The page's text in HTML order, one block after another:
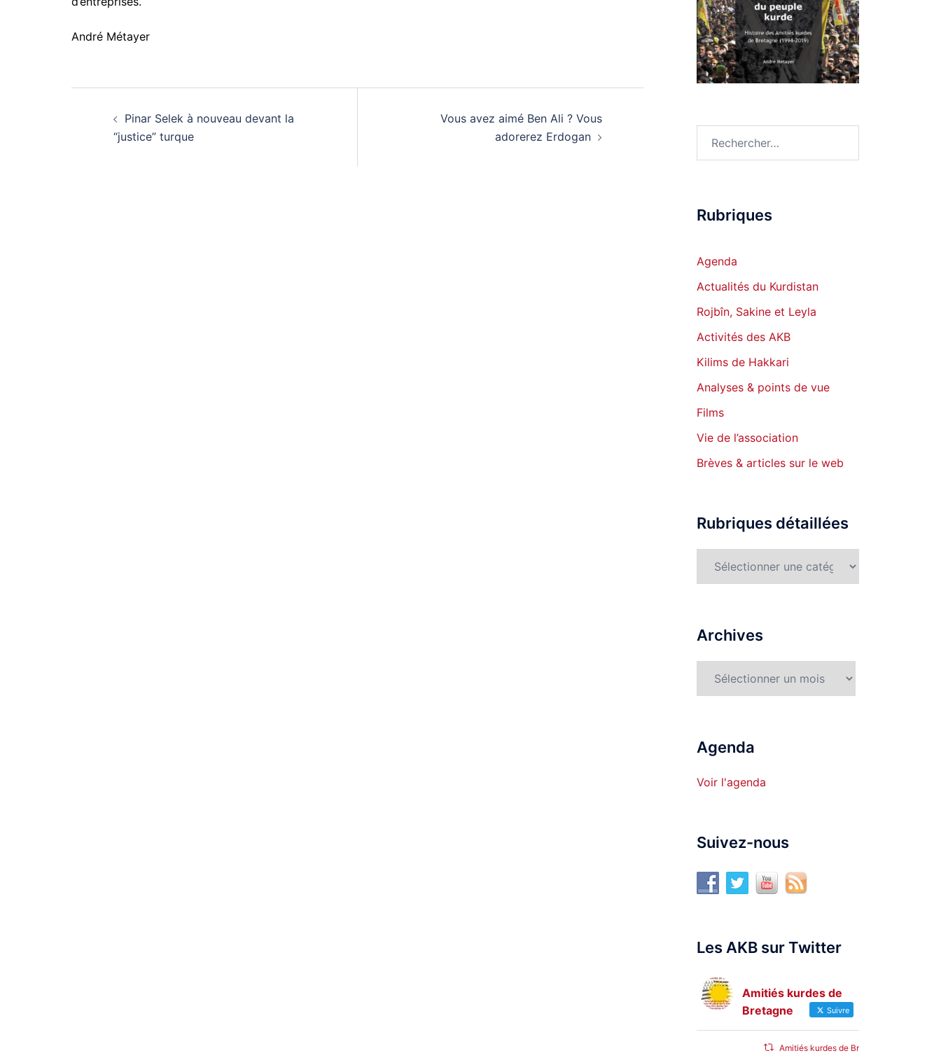
André Métayer
Navigation
d’article
Pinar Selek à nouveau devant la
“justice” turque
Vous avez aimé Ben Ali ? Vous
adorerez Erdogan
Rubriques
Agenda
Actualités du Kurdistan
Rojbîn, Sakine et Leyla
Activités des AKB
Kilims de Hakkari
Analyses & points de vue
Films
Vie de l’association
Brèves & articles sur le web
Rubriques détaillées
Archives
Agenda
Voir l'agenda
Suivez-nous
Les AKB sur Twitter
Amitiés kurdes de
Bretagne
Suivre
Amitiés kurdes de Bretagne